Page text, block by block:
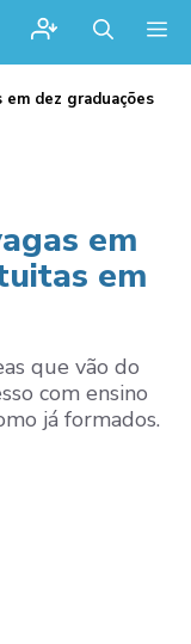
dez graduações
em
em
que vão do
com ensino
já formados.